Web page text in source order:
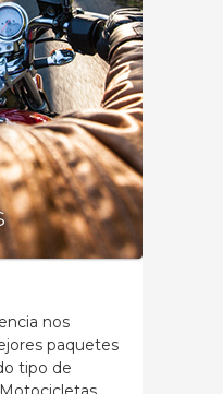
nos
paquetes
tipo de